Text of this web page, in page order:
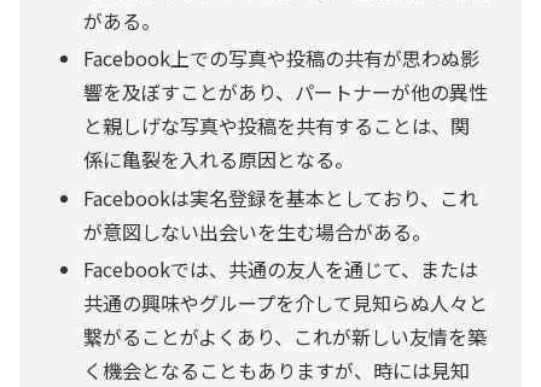
がある。
Facebook上での写真や投稿の共有が思わぬ影
響を及ぼすことがあり、パートナーが他の異性
と親しげな写真や投稿を共有することは、関
係に亀裂を入れる原因となる。
Facebookは実名登録を基本としており、これ
が意図しない出会いを生む場合がある。
Facebookでは、共通の友人を通じて、または
共通の興味やグループを介して見知らぬ人々と
繋がることがよくあり、これが新しい友情を築
く機会となることもありますが、時には見知